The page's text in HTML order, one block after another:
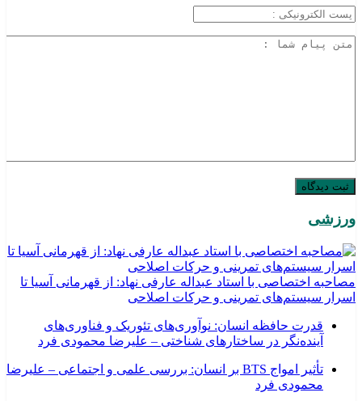
ورزشی
مصاحبه اختصاصی با استاد عبداله عارفی نهاد: از قهرمانی آسیا تا
اسرار سیستم‌های تمرینی و حرکات اصلاحی
قدرت حافظه انسان: نوآوری‌های تئوریک و فناوری‌های
آینده‌نگر در ساختارهای شناختی – علیرضا محمودی فرد
تأثیر امواج BTS بر انسان: بررسی علمی و اجتماعی – علیرضا
محمودی فرد